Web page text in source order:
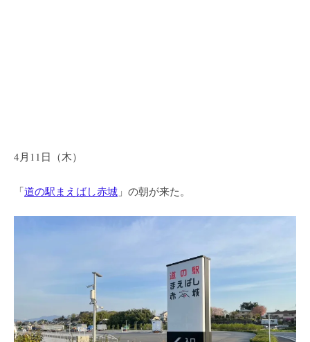
4月11日（木）
「道の駅まえばし赤城 」の朝が来た。